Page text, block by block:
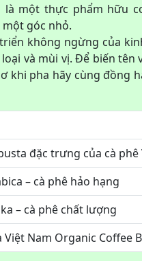
là một thực phẩm hữu
góc nhỏ.
không ngừng của
và mùi vị. Để biến
khi pha hãy cùng đồng
đặc trưng của cà phê
– cà phê hảo hạng
– cà phê chất lượng
Việt Nam Organic Coffee